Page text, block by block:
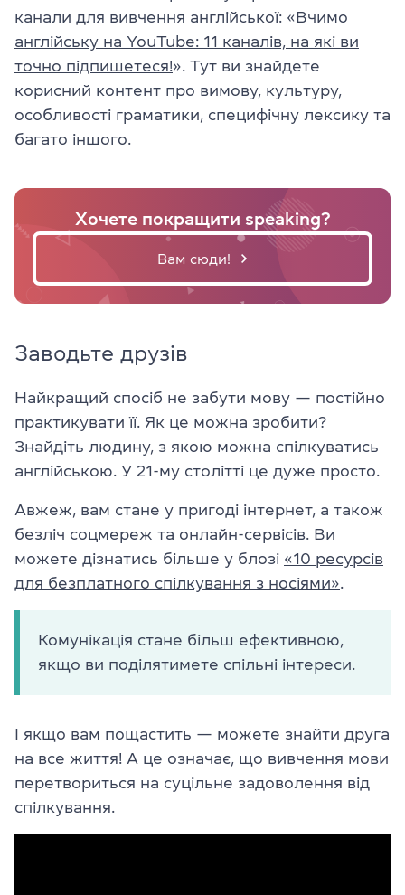
канали для вивчення англійської: «Вчимо
англійську на YouTube: 11 каналів, на які ви
точно підпишетеся!». Тут ви знайдете
корисний контент про вимову, культуру,
особливості граматики, специфічну лексику та
багато іншого.
Хочете покращити speaking?
Вам сюди!
Заводьте друзів
Найкращий спосіб не забути мову — постійно
практикувати її. Як це можна зробити?
Знайдіть людину, з якою можна спілкуватись
англійською. У 21-му столітті це дуже просто.
Авжеж, вам стане у пригоді інтернет, а також
безліч соцмереж та онлайн-сервісів. Ви
можете дізнатись більше у блозі «10 ресурсів
для безплатного спілкування з носіями».
Комунікація стане більш ефективною,
якщо ви поділятимете спільні інтереси.
І якщо вам пощастить — можете знайти друга
на все життя! А це означає, що вивчення мови
перетвориться на суцільне задоволення від
спілкування.